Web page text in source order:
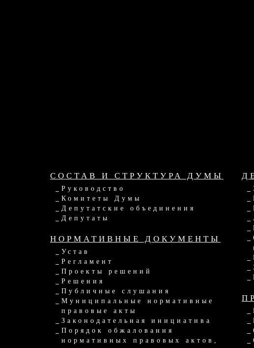
СОСТАВ И СТРУКТУРА ДУМЫ
Руководство
Комитеты Думы
Депутатские объединения
Депутаты
НОРМАТИВНЫЕ ДОКУМЕНТЫ
Устав
Регламент
Проекты решений
Решения
Публичные слушания
Муниципальные нормативные
правовые акты
Законодательная инициатива
Порядок обжалования
нормативных правовых актов,